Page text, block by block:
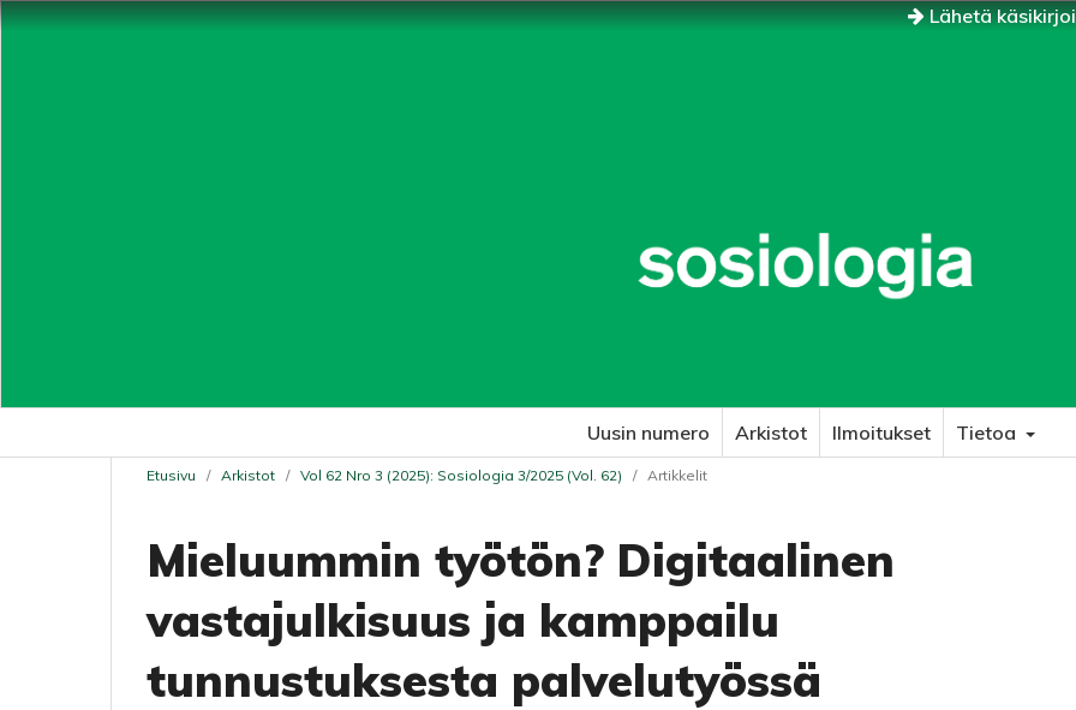
Lähetä
Uusin numero Arkistot Ilmoitukset Tietoa
Etusivu / Arkistot / Vol 62 Nro 3 (2025): Sosiologia 3/2025 (Vol. 62) / Artikkelit
Mieluummin työtön? Digitaalinen
vastajulkisuus ja kamppailu
tunnustuksesta palvelutyössä